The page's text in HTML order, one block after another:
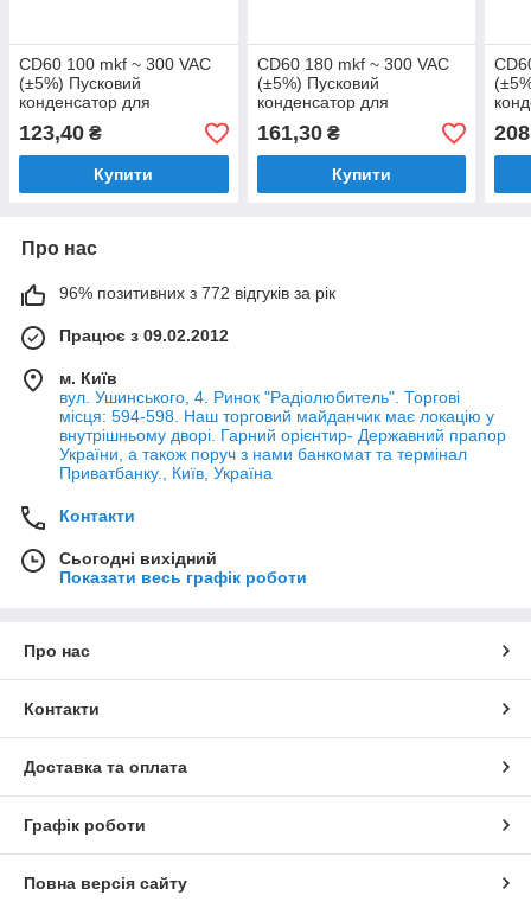
CD60 100 mkf ~ 300 VAC
(±5%) Пусковий
конденсатор для
електромоторів
біполярний - 50Hz. (42*80
mm)
123,40 ₴
Купити
CD60 180 mkf ~ 300 VAC
(±5%) Пусковий
конденсатор для
електромоторів
біполярний 50Hz. (45*90
mm)
161,30₴
Купити
mm)
Про нас
96% позитивних з 772 відгуків за рік
Працює з 09.02.2012
м. Київ
вул. Ушинського, 4. Ринок "Радіолюбитель". Торгові
місця: 594-598. Наш торговий майданчик має локацію у
внутрішньому дворі. Гарний орієнтир- Державний прапор
України, а також поруч з нами банкомат та термінал
Приватбанку., Київ, Україна
Контакти
Сьогодні вихідний
Показати весь графік роботи
Про нас
Контакти
Доставка та оплата
Графік роботи
Повна версія сайту